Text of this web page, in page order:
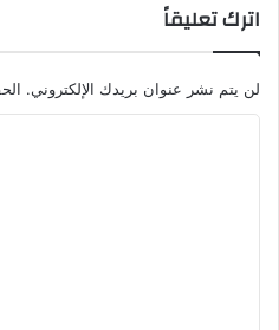
اترك تعليقاً
لن يتم نشر عنوان بريدك الإلكتروني.